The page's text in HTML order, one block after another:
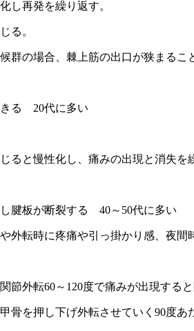
し再発を繰り返す。
る。
群の場合、棘上筋の出口が狭まるこ
る 20代に多い
と慢性化し、痛みの出現と消失を
板が断裂する 40～50代に多い
外転時に疼痛や引っ掛かり感、夜間
節外転60～120度で痛みが出現すると
骨を押し下げ外転させていく90度あ